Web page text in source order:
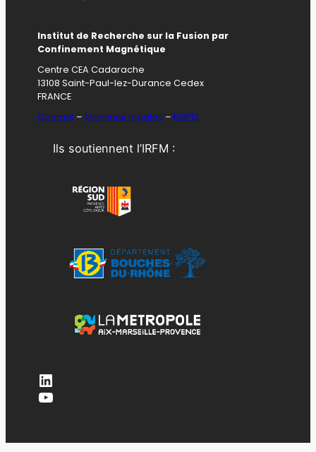
Institut de Recherche sur la Fusion par
Confinement Magnétique
Centre CEA Cadarache
13108 Saint-Paul-lez-Durance Cedex
FRANCE
Contact– Mentions légales – RGPD
Ils soutiennent l’IRFM :
LinkedIn
YouTube